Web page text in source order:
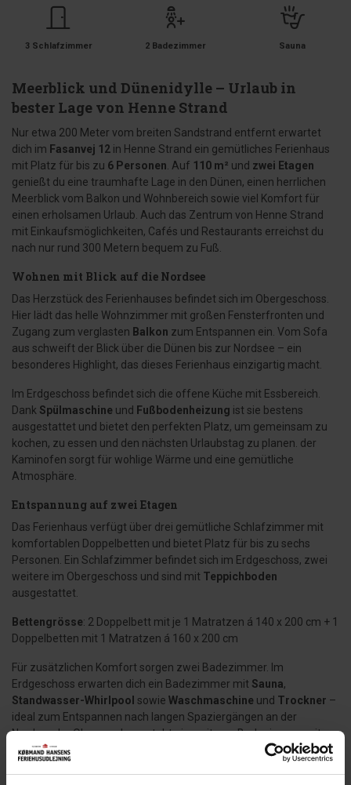
3 Schlafzimmer 2 Badezimmer Sauna
Meerblick und Dünenidylle – Urlaub in
bester Lage von Henne Strand
Nur etwa 200 Meter vom breiten Sandstrand entfernt erwartet
dich im Fasanvej 12 in Henne Strand ein gemütliches Ferienhaus
mit Platz für bis zu 6 Personen . Auf 110 m² und zwei Etagen
genießt du eine traumhafte Lage in den Dünen, einen herrlichen
Meerblick vom Balkon und Wohnbereich sowie viel Komfort für
einen erholsamen Urlaub. Auch das Zentrum von Henne Strand
mit Einkaufsmöglichkeiten, Cafés und Restaurants erreichst du
nach nur rund 300 Metern bequem zu Fuß.
Wohnen mit Blick auf die Nordsee
Das Herzstück des Ferienhauses befindet sich im Obergeschoss.
Hier lädt das helle Wohnzimmer mit großen Fensterfronten und
Zugang zum verglasten Balkon zum Entspannen ein. Vom Sofa
aus schweift der Blick über die Dünen bis zur Nordsee – ein
besonderes Highlight, das dieses Ferienhaus einzigartig macht.
Im Erdgeschoss befindet sich die offene Küche mit Essbereich.
Dank Spülmaschine und Fußbodenheizung ist sie bestens
ausgestattet und bietet den perfekten Platz, um gemeinsam zu
kochen, zu essen und den nächsten Urlaubstag zu planen. der
Kaminofen sorgt für wohlige Wärme und eine gemütliche
Atmosphäre.
Entspannung auf zwei Etagen
Das Ferienhaus verfügt über drei gemütliche Schlafzimmer mit
komfortablen Doppelbetten und bietet Platz für bis zu sechs
Personen. Ein Schlafzimmer befindet sich im Erdgeschoss, zwei
weitere im Obergeschoss und sind mit Teppichboden
ausgestattet.
Bettengrösse: 2 Doppelbett mit je 1 Matratzen á 140 x 200 cm + 1
Doppelbetten mit 1 Matratzen á 160 x 200 cm
Für zusätzlichen Komfort sorgen zwei Badezimmer. Im
Erdgeschoss erwarten dich ein Badezimmer mit Sauna,
Standwasser-Whirlpool sowie Waschmaschine und Trockner –
ideal zum Entspannen nach langen Spaziergängen an der
Nordsee. Im Obergeschoss steht ein weiteres Badezimmer mit
Dusche zur Verfügung. Wertsachen lassen sich sicher im